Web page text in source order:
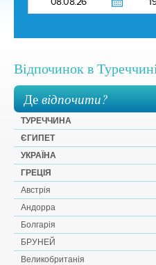
Відпочинок в
Девідпочити?
ТУРЕЧЧИНА
ЄГИПЕТ
УКРАЇНА
ГРЕЦІЯ
Австрія
Андорра
Болгарія
БРУНЕЙ
Великобританія